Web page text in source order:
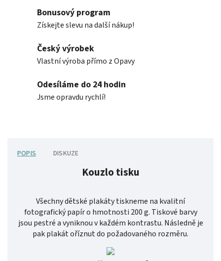
Bonusový program
Získejte slevu na další nákup!
Český výrobek
Vlastní výroba přímo z Opavy
Odesíláme do 24 hodin
Jsme opravdu rychlí!
POPIS DISKUZE
Kouzlo tisku
Všechny dětské plakáty tiskneme na kvalitní
fotografický papír o hmotnosti 200 g. Tiskové barvy
jsou pestré a vyniknou v každém kontrastu. Následně je
pak plakát oříznut do požadovaného rozměru.